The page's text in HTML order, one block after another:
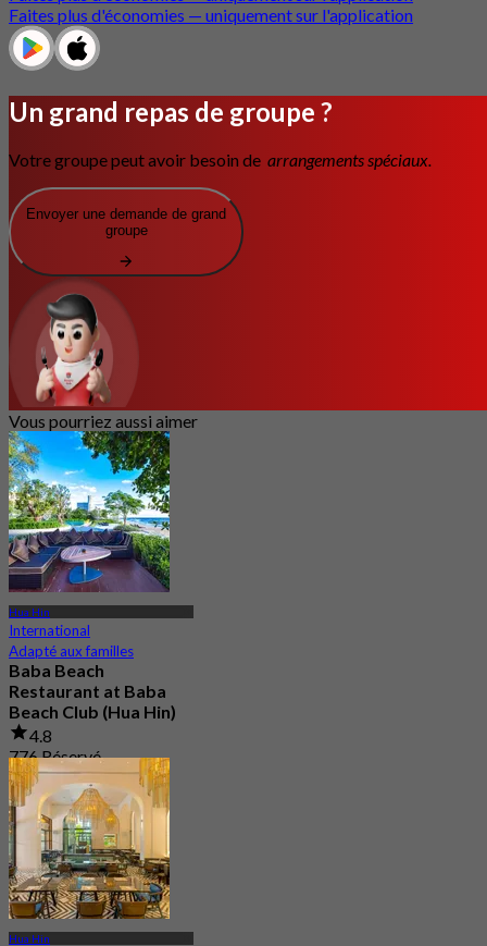
Faites plus d'économies — uniquement sur l'application
Un grand repas de groupe ?
Votre groupe peut avoir besoin de arrangements spéciaux.
Envoyer une demande de grand
groupe
Vous pourriez aussi aimer
Hua Hin
International
Adapté aux familles
Baba Beach
Restaurant at Baba
Beach Club (Hua Hin)
4.8
776 Réservé
De฿ 796.66
Hua Hin